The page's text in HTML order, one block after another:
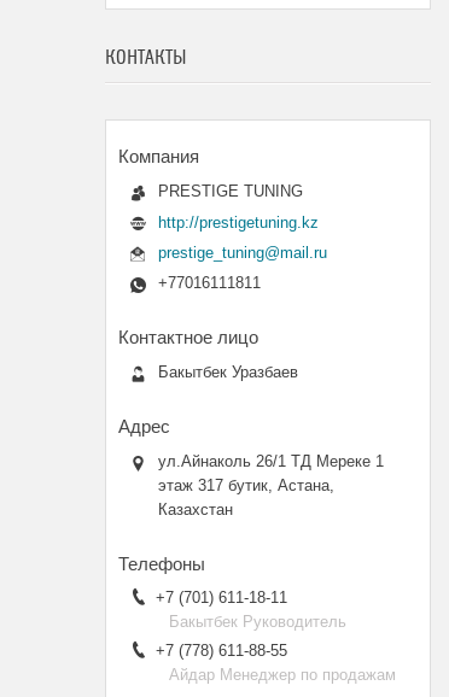
КОНТАКТЫ
PRESTIGE TUNING
http://prestigetuning.kz
prestige_tuning@mail.ru
+77016111811
Бакытбек Уразбаев
ул.Айнаколь 26/1 ТД Мереке 1
этаж 317 бутик, Астана,
Казахстан
+7 (701) 611-18-11
Бакытбек Руководитель
+7 (778) 611-88-55
Айдар Менеджер по продажам